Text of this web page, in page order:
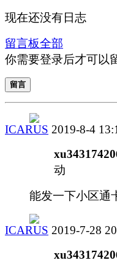
现在还没有日志
留言板全部
你需要登录后才可以
留言
ICARUS 2019-8-4
动
能发一下小区通
ICARUS 2019-7-28